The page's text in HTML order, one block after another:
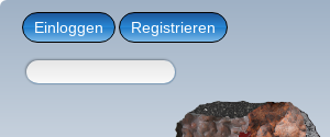
Einloggen Registrieren